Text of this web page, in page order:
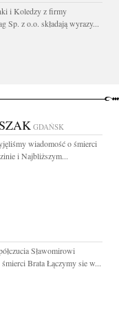
i Koledzy z firmy
Sp. z o.o. składają wyrazy...
GDAŃSK
wiadomość o śmierci
i Najbliższym...
Sławomirowi
Brata Łączymy sie w...